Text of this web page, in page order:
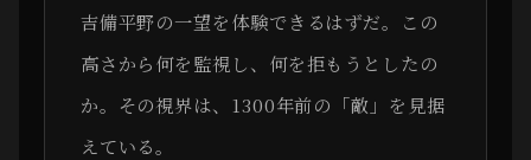
吉備平野の一望を体験できるはずだ。この
高さから何を監視し、何を拒もうとしたの
か。その視界は、1300年前の「敵」を見据
えている。